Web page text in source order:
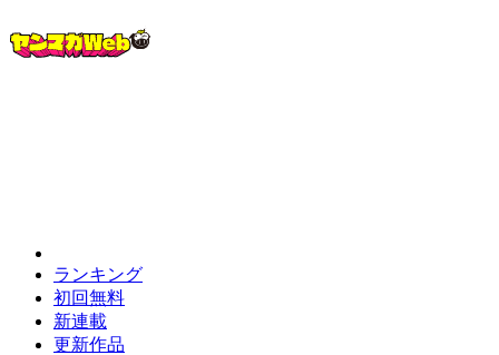
ランキング
初回無料
新連載
更新作品